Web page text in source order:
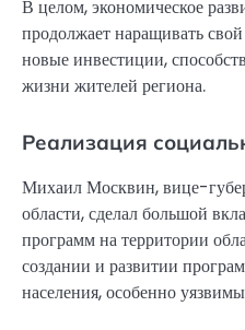
В целом, экономическое
продолжает наращивать
новые инвестиции,
жизни жителей региона.
Реализация
Михаил Москвин, вице-
области, сделал большой
программ на территории
создании и развитии
населения, особенно